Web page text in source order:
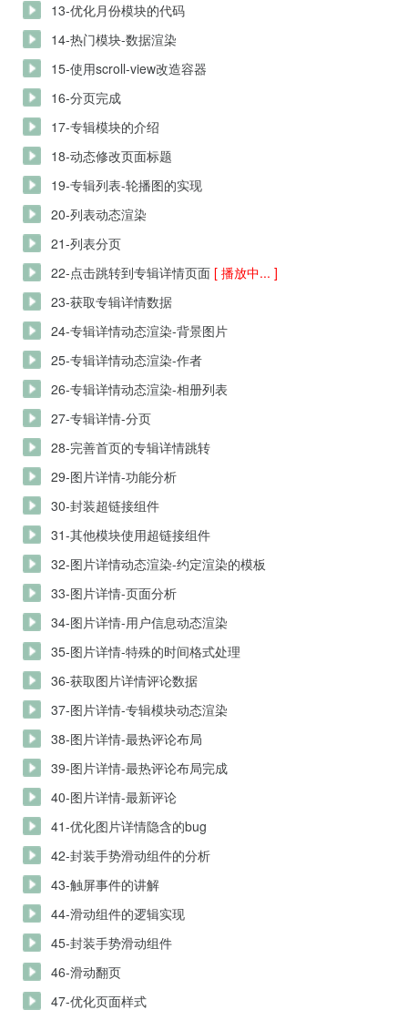
13-优化月份模块的代码
14-热门模块-数据渲染
15-使用scroll-view改造容器
16-分页完成
17-专辑模块的介绍
18-动态修改页面标题
19-专辑列表-轮播图的实现
20-列表动态渲染
21-列表分页
22-点击跳转到专辑详情页面 [ 播放中... ]
23-获取专辑详情数据
24-专辑详情动态渲染-背景图片
25-专辑详情动态渲染-作者
26-专辑详情动态渲染-相册列表
27-专辑详情-分页
28-完善首页的专辑详情跳转
29-图片详情-功能分析
30-封装超链接组件
31-其他模块使用超链接组件
32-图片详情动态渲染-约定渲染的模板
33-图片详情-页面分析
34-图片详情-用户信息动态渲染
35-图片详情-特殊的时间格式处理
36-获取图片详情评论数据
37-图片详情-专辑模块动态渲染
38-图片详情-最热评论布局
39-图片详情-最热评论布局完成
40-图片详情-最新评论
41-优化图片详情隐含的bug
42-封装手势滑动组件的分析
43-触屏事件的讲解
44-滑动组件的逻辑实现
45-封装手势滑动组件
46-滑动翻页
47-优化页面样式